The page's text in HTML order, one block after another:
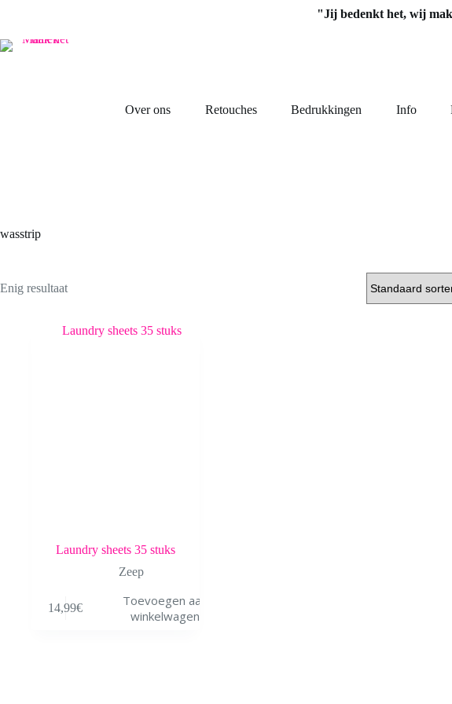
inhoud
"Jij bedenkt het, wij
Over ons Retouches Bedrukkingen Info
wasstrip
Enig resultaat
Laundry sheets 35 stuks
Zeep
14,99€
Toevoegen aan
winkelwagen